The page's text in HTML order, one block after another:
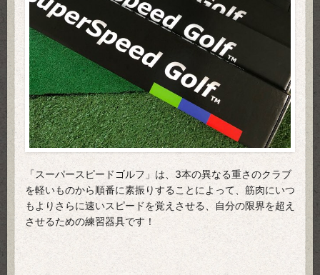
「スーパースピードゴルフ」は、3本の異なる重さのクラブ
を軽いものから順番に素振りすることによって、筋肉にいつ
もよりさらに速いスピードを覚えさせる、自分の限界を超え
させるための練習器具です！